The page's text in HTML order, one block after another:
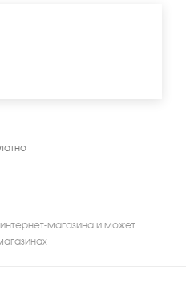
интернет-магазина и может